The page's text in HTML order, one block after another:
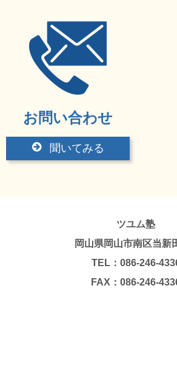
お問い合わせ
聞いてみる
ツユム塾
岡山県岡山市南区当新
TEL：086-246-
FAX：086-246-